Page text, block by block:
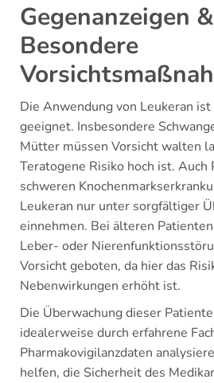
Gegenanzeigen &
Besondere
Die Anwendung von Leukeran
geeignet. Insbesondere
Mütter müssen Vorsicht walten
Teratogene Risiko hoch ist.
schweren
Leukeran nur unter sorgfältiger
einnehmen. Bei älteren
Leber- oder
Vorsicht geboten, da hier das
Nebenwirkungen erhöht ist.
Die Überwachung dieser
idealerweise durch erfahrene
Pharmakovigilanzdaten
helfen, die Sicherheit des